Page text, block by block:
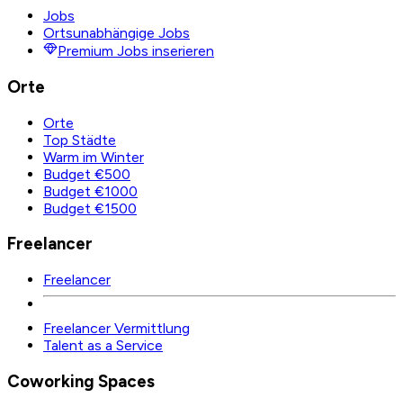
Jobs
Ortsunabhängige Jobs
Premium Jobs inserieren
Orte
Orte
Top Städte
Warm im Winter
Budget €500
Budget €1000
Budget €1500
Freelancer
Freelancer
Freelancer Vermittlung
Talent as a Service
Coworking Spaces